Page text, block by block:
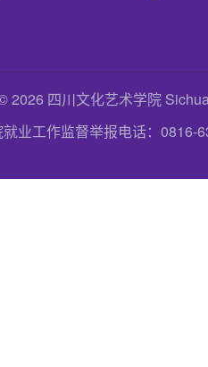
2026 四川文化艺术学院
就业工作监督举报电话：